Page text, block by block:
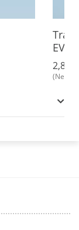
EV1
2,86
(Netto: